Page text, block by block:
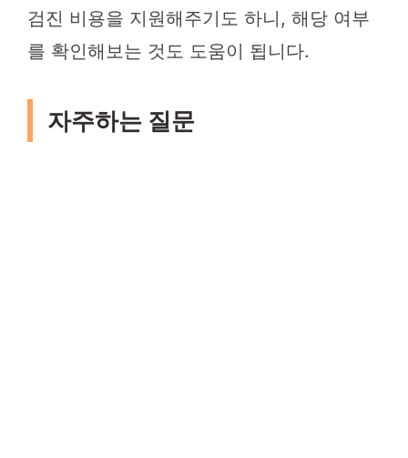
검진 비용을 지원해주기도 하니, 해당 여부
를 확인해보는 것도 도움이 됩니다.
자주하는 질문